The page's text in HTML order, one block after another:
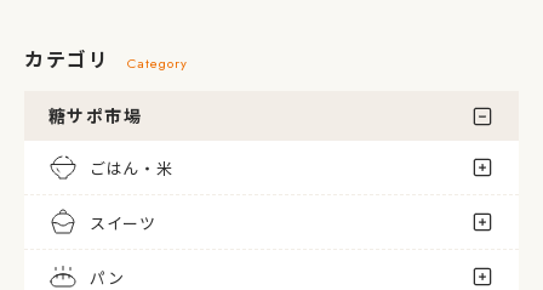
カテゴリ Category
糖サポ市場
ごはん・米
スイーツ
パン